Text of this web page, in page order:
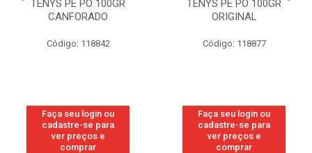
TENYS PE PO 100GR
CANFORADO
Código: 118842
Faça seu login ou
cadastre-se para
ver preços e
comprar
TENYS PE PO 100GR
ORIGINAL
Código: 118877
Faça seu login ou
cadastre-se para
ver preços e
comprar